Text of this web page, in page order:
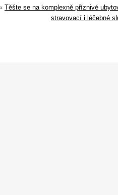
Těšte se na komplexně příznivé
stravovací i léčebné